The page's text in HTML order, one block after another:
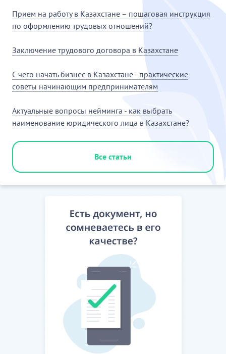
Прием на работу в Казахстане – пошаговая инструкция
по оформлению трудовых отношений?
Заключение трудового договора в Казахстане
С чего начать бизнес в Казахстане - практические
советы начинающим предпринимателям
Актуальные вопросы нейминга - как выбрать
наименование юридического лица в Казахстане?
Все статьи